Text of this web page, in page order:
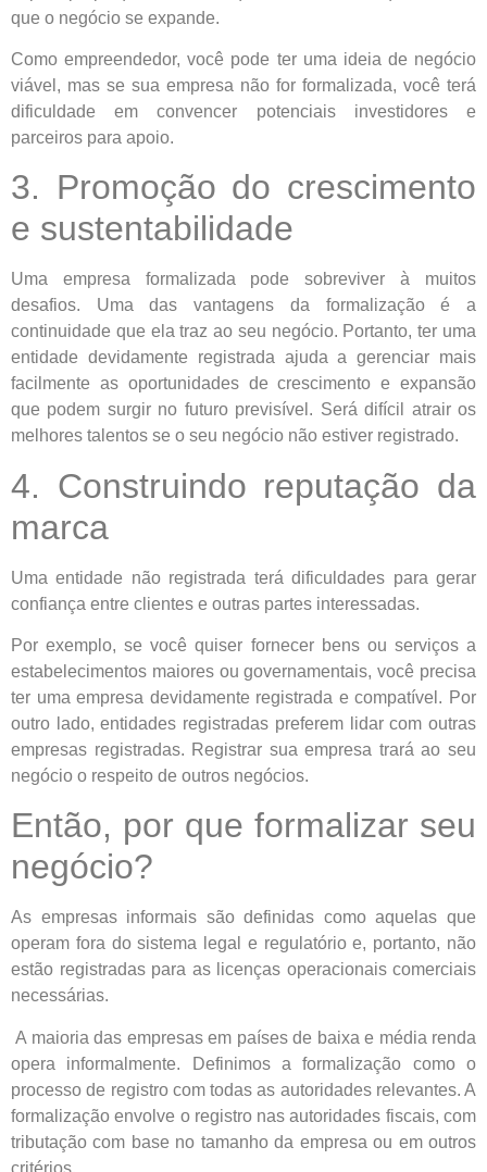
que o negócio se expande.
Como empreendedor, você pode ter uma ideia de negócio
viável, mas se sua empresa não for formalizada, você terá
dificuldade em convencer potenciais investidores e
parceiros para apoio.
3. Promoção do crescimento
e sustentabilidade
Uma empresa formalizada pode sobreviver à muitos
desafios. Uma das vantagens da formalização é a
continuidade que ela traz ao seu negócio. Portanto, ter uma
entidade devidamente registrada ajuda a gerenciar mais
facilmente as oportunidades de crescimento e expansão
que podem surgir no futuro previsível. Será difícil atrair os
melhores talentos se o seu negócio não estiver registrado.
4. Construindo reputação da
marca
Uma entidade não registrada terá dificuldades para gerar
confiança entre clientes e outras partes interessadas.
Por exemplo, se você quiser fornecer bens ou serviços a
estabelecimentos maiores ou governamentais, você precisa
ter uma empresa devidamente registrada e compatível. Por
outro lado, entidades registradas preferem lidar com outras
empresas registradas. Registrar sua empresa trará ao seu
negócio o respeito de outros negócios.
Então, por que formalizar seu
negócio?
As empresas informais são definidas como aquelas que
operam fora do sistema legal e regulatório e, portanto, não
estão registradas para as licenças operacionais comerciais
necessárias.
A maioria das empresas em países de baixa e média renda
opera informalmente. Definimos a formalização como o
processo de registro com todas as autoridades relevantes. A
formalização envolve o registro nas autoridades fiscais, com
tributação com base no tamanho da empresa ou em outros
critérios.